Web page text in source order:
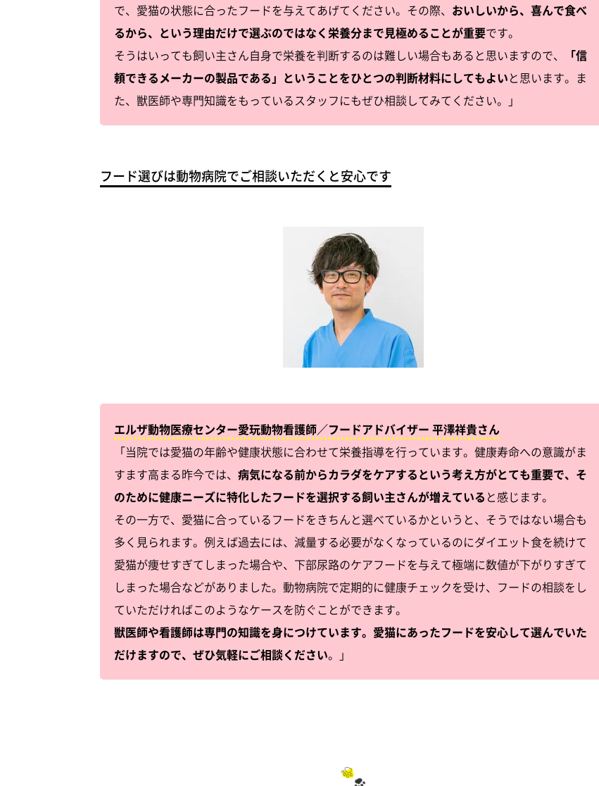
で、愛猫の状態に合ったフードを与えてあげてください。その際、 おいしいから、喜んで食べ
るから、という理由だけで選ぶのではなく栄養分まで見極めることが重要です。
そうはいっても飼い主さん自身で栄養を判断するのは難しい場合もあると思いますので、
「信
頼できるメーカーの製品である」ということをひとつの判断材料にしてもよいと思います。ま
た、獣医師や専門知識をもっているスタッフにもぜひ相談してみてください。」
フード選びは動物病院でご相談いただくと安心です
エルザ動物医療センター愛玩動物看護師／フードアドバイザー 平澤祥貴さん
「当院では愛猫の年齢や健康状態に合わせて栄養指導を行っています。健康寿命への意識がま
すます高まる昨今では、 病気になる前からカラダをケアするという考え方がとても重要で、そ
のために健康ニーズに特化したフードを選択する飼い主さんが増えている と感じます。
その一方で、愛猫に合っているフードをきちんと選べているかというと、そうではない場合も
多く見られます。例えば過去には、減量する必要がなくなっているのにダイエット食を続けて
愛猫が痩せすぎてしまった場合や、下部尿路のケアフードを与えて極端に数値が下がりすぎて
しまった場合などがありました。動物病院で定期的に健康チェックを受け、フードの相談をし
ていただければこのようなケースを防ぐことができます。
獣医師や看護師は専門の知識を身につけています。愛猫にあったフードを安心して選んでいた
だけますので、ぜひ気軽にご相談ください。」